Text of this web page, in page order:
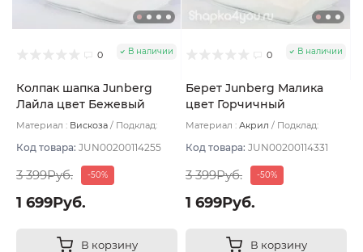
0 В наличии
Колпак шапка Junberg
Лайла цвет Бежевый
светлый
Материал : Вискоза
Подклад:
Код товара: JUN00200114255
3 399Руб. -50%
1 699Руб.
В корзину
0 В наличии
Берет Junberg Малика
цвет Горчичный
Материал : Акрил
Подклад:
Код товара: JUN00200114331
3 399Руб. -50%
1 699Руб.
В корзину